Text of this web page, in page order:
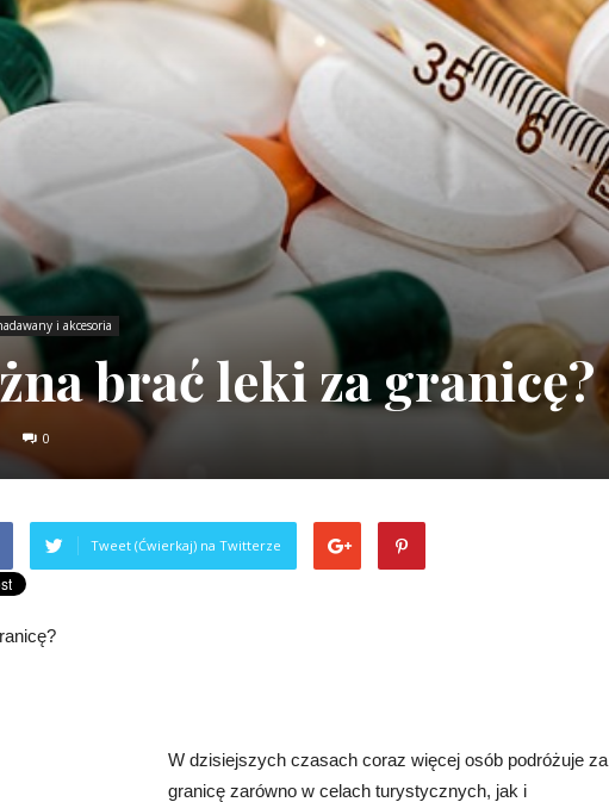
i akcesoria
brać leki za granicę?
0
Tweet (Ćwierkaj) na Twitterze
W dzisiejszych czasach coraz więcej osób podróżuje za
granicę zarówno w celach turystycznych, jak i